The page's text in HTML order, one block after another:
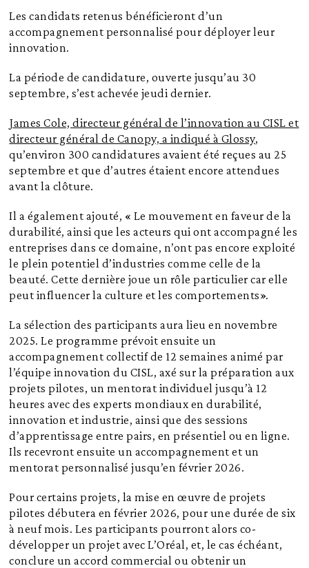
Les candidats retenus bénéficieront d’un
accompagnement personnalisé pour déployer leur
innovation.
La période de candidature, ouverte jusqu’au 30
septembre, s’est achevée jeudi dernier.
James Cole, directeur général de l’innovation au CISL et
directeur général de Canopy, a indiqué à Glossy,
qu’environ 300 candidatures avaient été reçues au 25
septembre et que d’autres étaient encore attendues
avant la clôture.
Il a également ajouté, « Le mouvement en faveur de la
durabilité, ainsi que les acteurs qui ont accompagné les
entreprises dans ce domaine, n’ont pas encore exploité
le plein potentiel d’industries comme celle de la
beauté. Cette dernière joue un rôle particulier car elle
peut influencer la culture et les comportements».
La sélection des participants aura lieu en novembre
2025. Le programme prévoit ensuite un
accompagnement collectif de 12 semaines animé par
l’équipe innovation du CISL, axé sur la préparation aux
projets pilotes, un mentorat individuel jusqu’à 12
heures avec des experts mondiaux en durabilité,
innovation et industrie, ainsi que des sessions
d’apprentissage entre pairs, en présentiel ou en ligne.
Ils recevront ensuite un accompagnement et un
mentorat personnalisé jusqu’en février 2026.
Pour certains projets, la mise en œuvre de projets
pilotes débutera en février 2026, pour une durée de six
à neuf mois. Les participants pourront alors co-
développer un projet avec L’Oréal, et, le cas échéant,
conclure un accord commercial ou obtenir un